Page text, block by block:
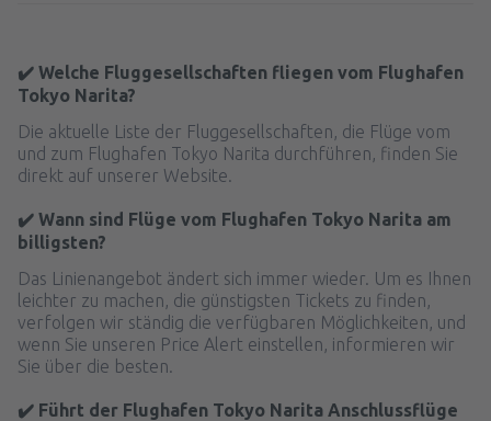
✔️ Welche Fluggesellschaften fliegen vom Flughafen
Tokyo Narita?
Die aktuelle Liste der Fluggesellschaften, die Flüge vom
und zum Flughafen Tokyo Narita durchführen, finden Sie
direkt auf unserer Website.
✔️ Wann sind Flüge vom Flughafen Tokyo Narita am
billigsten?
Das Linienangebot ändert sich immer wieder. Um es Ihnen
leichter zu machen, die günstigsten Tickets zu finden,
verfolgen wir ständig die verfügbaren Möglichkeiten, und
wenn Sie unseren Price Alert einstellen, informieren wir
Sie über die besten.
✔️ Führt der Flughafen Tokyo Narita Anschlussflüge